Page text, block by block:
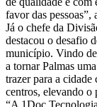
favor das pessoas”,
Já o chefe da
destacou o desafio
município. Vindo
a tornar Palmas
trazer para a cidade
centros, elevando o